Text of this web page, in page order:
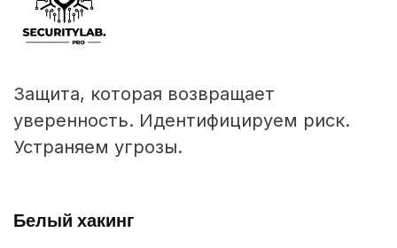
Защита, которая возвращает
уверенность. Идентифицируем риск.
Устраняем угрозы.
Белый хакинг